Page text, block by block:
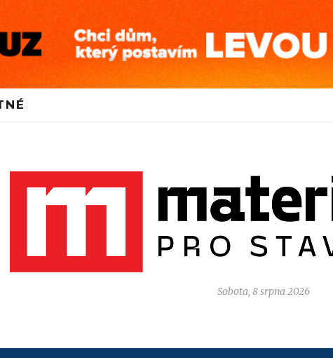
Sobota, 8 srpna 2026